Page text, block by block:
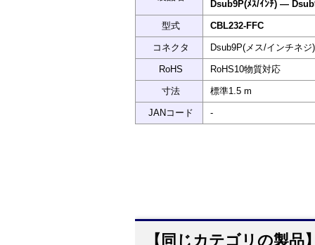
Dsub9P(ﾒｽ/ｲﾝﾁ) ―
型式 CBL232-FFC
コネクタ Dsub9P(メス/インチネ
RoHS RoHS10物質対応
寸法 標準1.5 m
JANコード -
【同じカテゴリの製品